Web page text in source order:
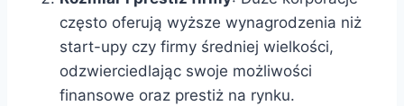
często oferują wyższe wynagrodzenia niż
start-upy czy firmy średniej wielkości,
odzwierciedlając swoje możliwości
finansowe oraz prestiż na rynku.